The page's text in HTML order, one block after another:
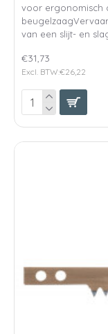
voor ergonomisch
van een slijt- en
€31,73
Excl. BTW:€26,22